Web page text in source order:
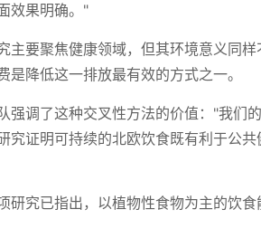
效果明确。"
主要聚焦健康领域，但其环境意义同
是降低这一排放最有效的方式之一。
强调了这种交叉性方法的价值："我们
究证明可持续的北欧饮食既有利于公
研究已指出，以植物性食物为主的饮